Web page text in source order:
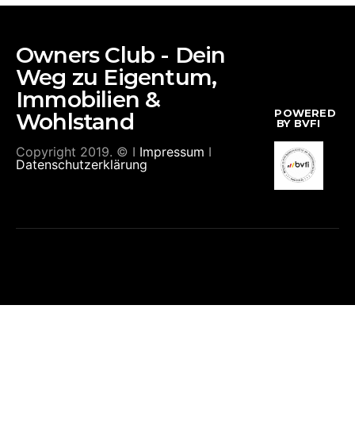
Owners Club - Dein
Weg zu Eigentum,
Immobilien &
Wohlstand
Copyright 2019. © I Impressum I
Datenschutzerklärung
POWERED
BY BVFI